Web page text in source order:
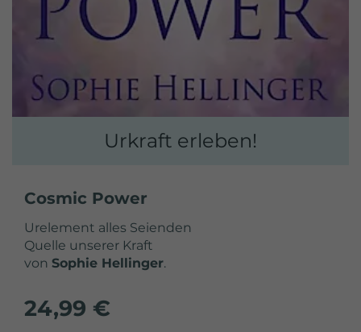
Urkraft erleben!
Cosmic Power
Urelement alles Seienden
Quelle unserer Kraft
von Sophie Hellinger.
24,99 €